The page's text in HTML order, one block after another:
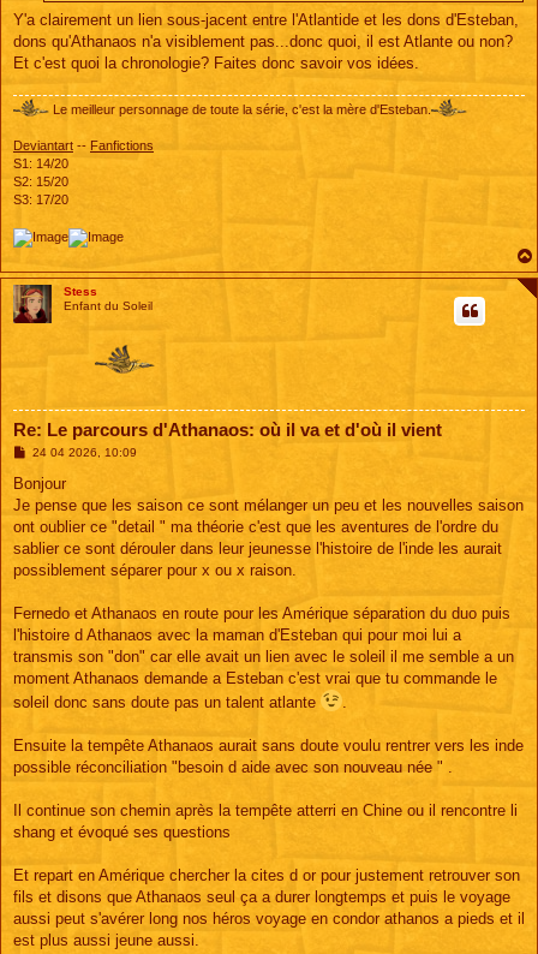
Y'a clairement un lien sous-jacent entre l'Atlantide et les dons d'Esteban,
dons qu'Athanaos n'a visiblement pas...donc quoi, il est Atlante ou non?
Et c'est quoi la chronologie? Faites donc savoir vos idées.
Le meilleur personnage de toute la série, c'est la mère d'Esteban.
Deviantart -- Fanfictions
S1: 14/20
S2: 15/20
S3: 17/20
Stess
Enfant du Soleil
Re: Le parcours d'Athanaos: où il va et d'où il vient
M
s
a
g
24 04 2026, 10:09
Bonjour
Je pense que les saison ce sont mélanger un peu et les nouvelles saison
ont oublier ce "detail " ma théorie c'est que les aventures de l'ordre du
sablier ce sont dérouler dans leur jeunesse l'histoire de l'inde les aurait
possiblement séparer pour x ou x raison.
Fernedo et Athanaos en route pour les Amérique séparation du duo puis
l'histoire d Athanaos avec la maman d'Esteban qui pour moi lui a
transmis son "don" car elle avait un lien avec le soleil il me semble a un
moment Athanaos demande a Esteban c'est vrai que tu commande le
soleil donc sans doute pas un talent atlante
.
Ensuite la tempête Athanaos aurait sans doute voulu rentrer vers les inde
possible réconciliation "besoin d aide avec son nouveau née " .
Il continue son chemin après la tempête atterri en Chine ou il rencontre li
shang et évoqué ses questions
Et repart en Amérique chercher la cites d or pour justement retrouver son
fils et disons que Athanaos seul ça a durer longtemps et puis le voyage
aussi peut s'avérer long nos héros voyage en condor athanos a pieds et il
est plus aussi jeune aussi.